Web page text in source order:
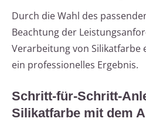
Durch die Wahl des
Beachtung der
Verarbeitung von
ein professionelles Ergebnis.
Schritt-für-Schritt-
Silikatfarbe mit dem